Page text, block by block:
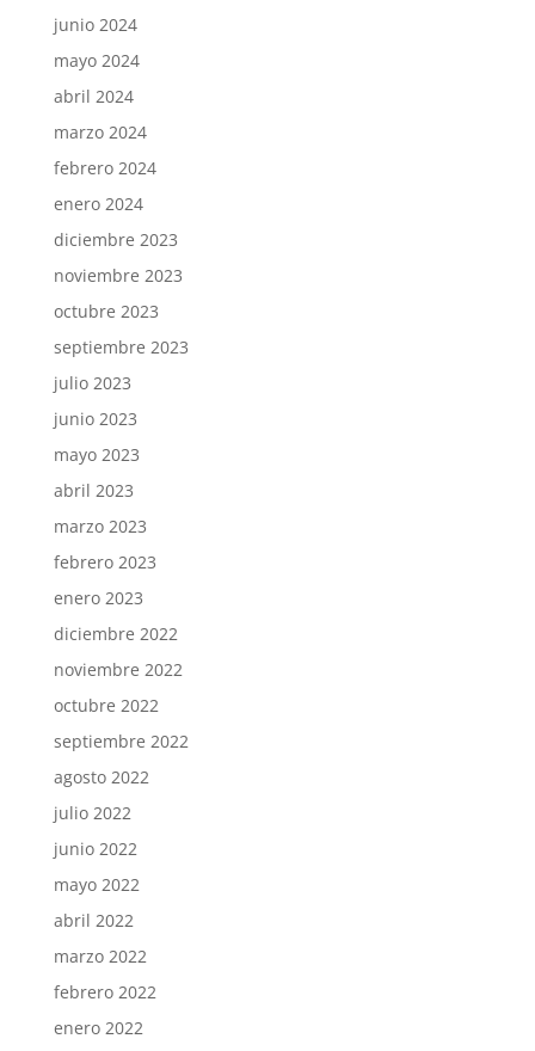
junio 2024
mayo 2024
abril 2024
marzo 2024
febrero 2024
enero 2024
diciembre 2023
noviembre 2023
octubre 2023
septiembre 2023
julio 2023
junio 2023
mayo 2023
abril 2023
marzo 2023
febrero 2023
enero 2023
diciembre 2022
noviembre 2022
octubre 2022
septiembre 2022
agosto 2022
julio 2022
junio 2022
mayo 2022
abril 2022
marzo 2022
febrero 2022
enero 2022